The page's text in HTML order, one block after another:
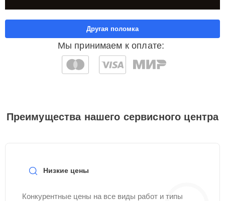
Мы принимаем к оплате:
Другая поломка
Преимущества нашего сервисного центра
Низкие цены
Конкурентные цены на все виды работ и типы